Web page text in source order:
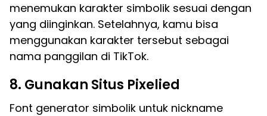
menemukan karakter simbolik sesuai dengan
yang diinginkan. Setelahnya, kamu bisa
menggunakan karakter tersebut sebagai
nama panggilan di TikTok.
8. Gunakan Situs Pixelied
Font generator simbolik untuk nickname